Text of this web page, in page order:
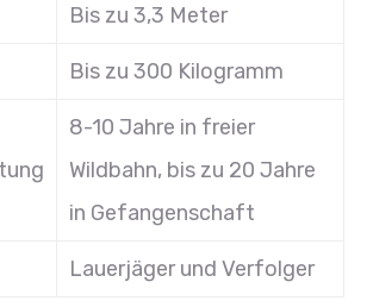
Bis zu 3,3 Meter
Bis zu 300 Kilogramm
8-10 Jahre in freier
Wildbahn, bis zu 20 Jahre
in Gefangenschaft
Lauerjäger und Verfolger